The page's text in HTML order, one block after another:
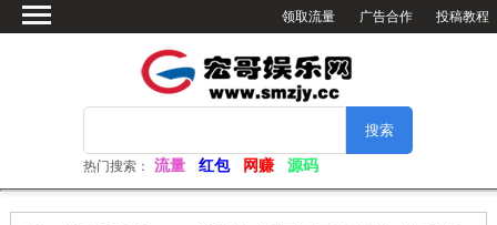
投稿教程
广告合作
领取流量
热门搜索： 流量 红包 网赚 源码